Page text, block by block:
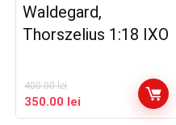
Waldegard,
Thorszelius 1:18 IXO
400.00lei
Prețul
inițial
350.00 lei
curent